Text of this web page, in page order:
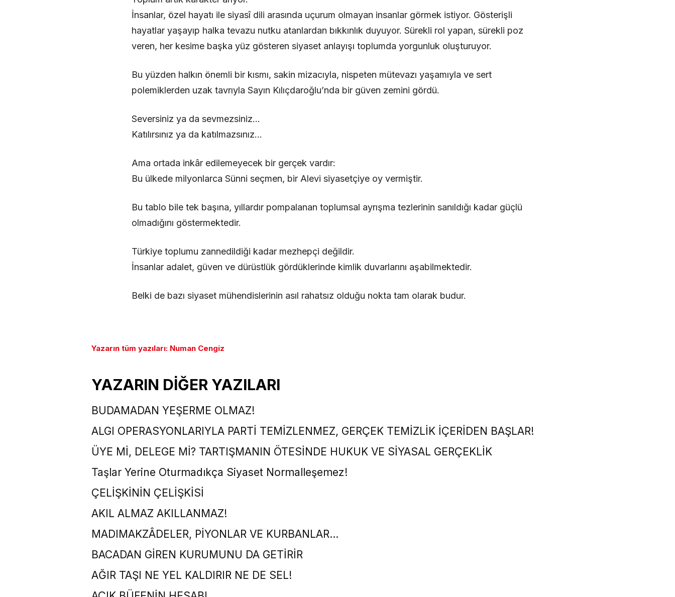
İnsanlar, özel hayatı ile siyasî dili arasında uçurum olmayan insanlar görmek istiyor. Gösterişli
hayatlar yaşayıp halka tevazu nutku atanlardan bıkkınlık duyuyor. Sürekli rol yapan, sürekli poz
veren, her kesime başka yüz gösteren siyaset anlayışı toplumda yorgunluk oluşturuyor.
Bu yüzden halkın önemli bir kısmı, sakin mizacıyla, nispeten mütevazı yaşamıyla ve sert
polemiklerden uzak tavrıyla Sayın Kılıçdaroğlu’nda bir güven zemini gördü.
Seversiniz ya da sevmezsiniz…
Katılırsınız ya da katılmazsınız…
Ama ortada inkâr edilemeyecek bir gerçek vardır:
Bu ülkede milyonlarca Sünni seçmen, bir Alevi siyasetçiye oy vermiştir.
Bu tablo bile tek başına, yıllardır pompalanan toplumsal ayrışma tezlerinin sanıldığı kadar güçlü
olmadığını göstermektedir.
Türkiye toplumu zannedildiği kadar mezhepçi değildir.
İnsanlar adalet, güven ve dürüstlük gördüklerinde kimlik duvarlarını aşabilmektedir.
Belki de bazı siyaset mühendislerinin asıl rahatsız olduğu nokta tam olarak budur.
Yazarın tüm yazıları: Numan Cengiz
YAZARIN DİĞER YAZILARI
BUDAMADAN YEŞERME OLMAZ!
ALGI OPERASYONLARIYLA PARTİ TEMİZLENMEZ, GERÇEK TEMİZLİK İÇERİDEN BAŞLAR!
ÜYE Mİ, DELEGE Mİ? TARTIŞMANIN ÖTESİNDE HUKUK VE SİYASAL GERÇEKLİK
Taşlar Yerine Oturmadıkça Siyaset Normalleşemez!
ÇELİŞKİNİN ÇELİŞKİSİ
AKIL ALMAZ AKILLANMAZ!
MADIMAKZÂDELER, PİYONLAR VE KURBANLAR…
BACADAN GİREN KURUMUNU DA GETİRİR
AĞIR TAŞI NE YEL KALDIRIR NE DE SEL!